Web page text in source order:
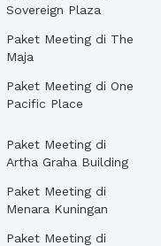
Sovereign Plaza
Paket Meeting di The
Maja
Paket Meeting di One
Pacific Place
Paket Meeting di
Artha Graha Building
Paket Meeting di
Menara Kuningan
Paket Meeting di